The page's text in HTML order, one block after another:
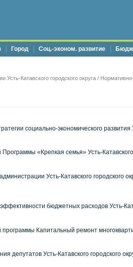
Город Соц.-эконом. развитие
Усть-Катавского городского округа /
социально-экономического развития
«Крепкая семья» Усть-Катавского
Усть-Катавского городского
бюджетных расходов Усть-
Капитальный ремонт
депутатов Усть-Катавского городского